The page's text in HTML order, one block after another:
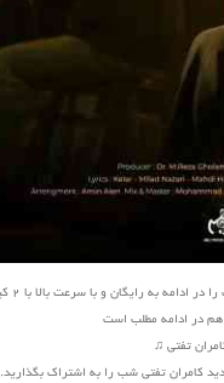
و با سرعت بالا با 2 کیفیت دانلود کنید
در ادامه مطلب است
تفتی ♫
کامران تفتی شب را به اشتراک بگذارید.